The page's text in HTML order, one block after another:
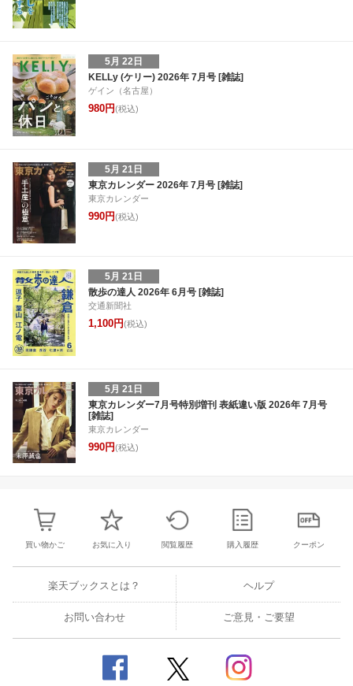
5月 22日
KELLy (ケリー) 2026年 7月号 [雑誌]
ゲイン（名古屋）
980円(税込)
5月 21日
東京カレンダー 2026年 7月号 [雑誌]
東京カレンダー
990円(税込)
5月 21日
散歩の達人 2026年 6月号 [雑誌]
交通新聞社
1,100円(税込)
5月 21日
東京カレンダー7月号特別増刊 表紙違い版 2026年 7月号
[雑誌]
東京カレンダー
990円(税込)
買い物かご お気に入り 閲覧履歴 購入履歴 クーポン
楽天ブックスとは？ ヘルプ
お問い合わせ ご意見・ご要望